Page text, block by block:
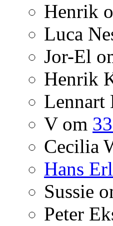
Henrik
Luca
Jor-El
Henrik
Lennart
Vom
Cecilia
Hans
Sussie
Peter